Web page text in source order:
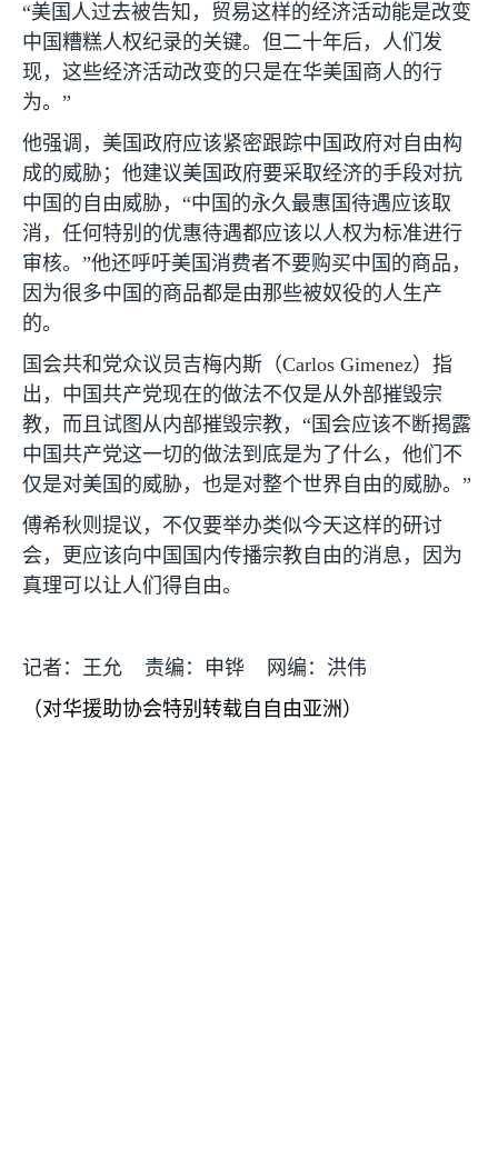
“美国人过去被告知，贸易这样的经济活动能是改变
中国糟糕人权纪录的关键。但二十年后，人们发
现，这些经济活动改变的只是在华美国商人的行
为。”
他强调，美国政府应该紧密跟踪中国政府对自由构
成的威胁；他建议美国政府要采取经济的手段对抗
中国的自由威胁，“中国的永久最惠国待遇应该取
消，任何特别的优惠待遇都应该以人权为标准进行
审核。”他还呼吁美国消费者不要购买中国的商品，
因为很多中国的商品都是由那些被奴役的人生产
的。
国会共和党众议员吉梅内斯（Carlos Gimenez）指
出，中国共产党现在的做法不仅是从外部摧毁宗
教，而且试图从内部摧毁宗教，“国会应该不断揭露
中国共产党这一切的做法到底是为了什么，他们不
仅是对美国的威胁，也是对整个世界自由的威胁。”
傅希秋则提议，不仅要举办类似今天这样的研讨
会，更应该向中国国内传播宗教自由的消息，因为
真理可以让人们得自由。
记者：王允 责编：申铧
网编：洪伟
（对华援助协会特别转载自自由亚洲）